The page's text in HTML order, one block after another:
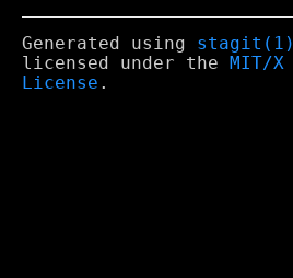
Generated using stagit(1)
licensed under the
MIT/X
License .